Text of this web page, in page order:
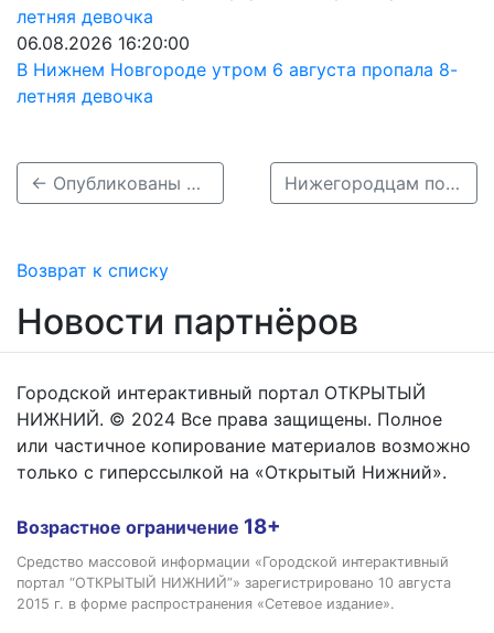
06.08.2026 16:20:00
В Нижнем Новгороде утром 6 августа пропала 8-
летняя девочка
← Опубликованы фото из «Поезда Победы» в Нижнем Новгороде Нижегородцам показали, как выглядит отреставрированное здание Гордумы →
Возврат к списку
Новости партнёров
Городской интерактивный портал ОТКРЫТЫЙ
НИЖНИЙ. © 2024 Все права защищены. Полное
или частичное копирование материалов возможно
только с гиперссылкой на «Открытый Нижний».
Возрастное ограничение 18+
Средство массовой информации «Городской интерактивный
портал “ОТКРЫТЫЙ НИЖНИЙ”» зарегистрировано 10 августа
2015 г. в форме распространения «Сетевое издание».